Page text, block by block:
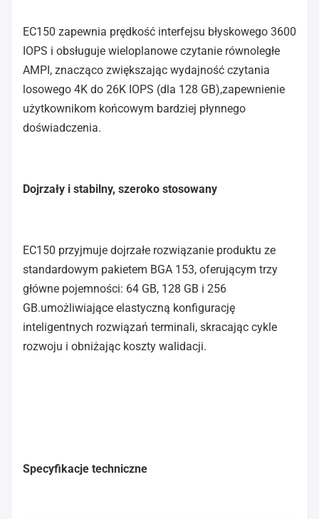
EC150 zapewnia prędkość interfejsu błyskowego 3600
IOPS i obsługuje wieloplanowe czytanie równoległe
AMPI, znacząco zwiększając wydajność czytania
losowego 4K do 26K IOPS (dla 128 GB),zapewnienie
użytkownikom końcowym bardziej płynnego
doświadczenia.
Dojrzały i stabilny, szeroko stosowany
EC150 przyjmuje dojrzałe rozwiązanie produktu ze
standardowym pakietem BGA 153, oferującym trzy
główne pojemności: 64 GB, 128 GB i 256
GB.umożliwiające elastyczną konfigurację
inteligentnych rozwiązań terminali, skracając cykle
rozwoju i obniżając koszty walidacji.
Specyfikacje techniczne